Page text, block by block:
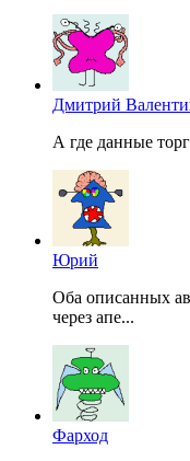
Дмитрий
А где данные
Юрий
Оба описанных
через апе...
Фарход